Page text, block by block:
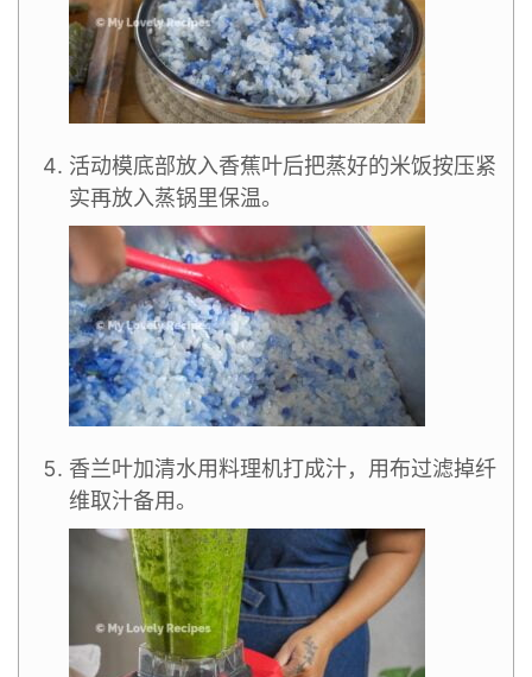
活动模底部放入香蕉叶后把蒸好的米饭按压紧
实再放入蒸锅里保温。
香兰叶加清水用料理机打成汁，用布过滤掉纤
维取汁备用。